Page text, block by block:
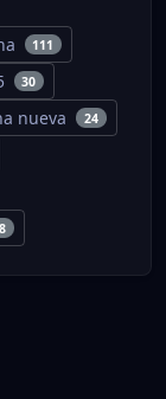
111
30
nueva 24